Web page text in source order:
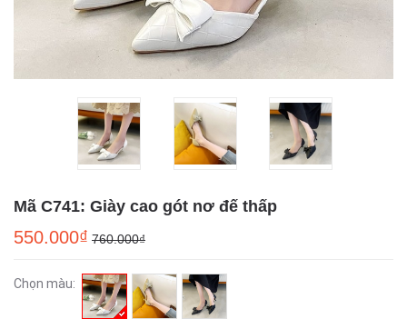
Mã C741: Giày cao gót nơ đế thấp
550.000₫ 760.000₫
Chọn màu: